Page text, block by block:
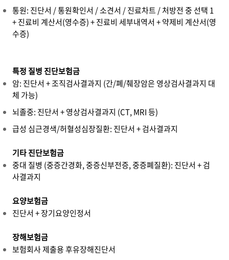
통원: 진단서 / 통원확인서 / 소견서 / 진료차트 / 처방전 중 선택 1
+ 진료비 계산서(영수증) + 진료비 세부내역서 + 약제비 계산서(영
수증)
특정 질병 진단보험금
암: 진단서 + 조직검사결과지 (간/폐/췌장암은 영상검사결과지 대
체 가능)
뇌졸중: 진단서 + 영상검사결과지 (CT, MRI 등)
급성 심근경색/허혈성심장질환: 진단서 + 검사결과지
기타 진단보험금
중대 질병 (중증간경화, 중증신부전증, 중증폐질환): 진단서 + 검
사결과지
요양보험금
진단서 + 장기요양인정서
장해보험금
보험회사 제출용 후유장해진단서